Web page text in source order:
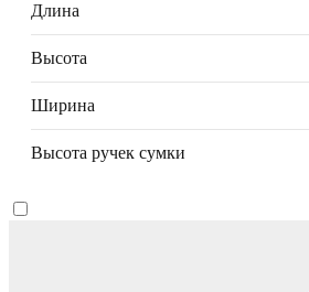
Длина
Высота
Ширина
Высота ручек сумки